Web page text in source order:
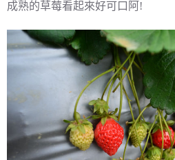
成熟的草莓看起來好可口阿!